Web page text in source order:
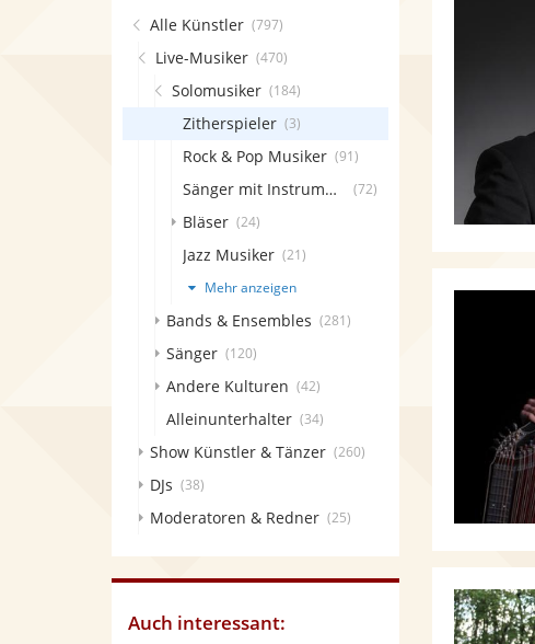
Alle Künstler (797)
Live-Musiker (470)
Solomusiker (184)
Zitherspieler (3)
Rock & Pop Musiker (91)
Sänger mit Instrument (72)
Bläser (24)
Jazz Musiker (21)
Mehr anzeigen
Bands & Ensembles (281)
Sänger (120)
Andere Kulturen (42)
Alleinunterhalter (34)
Show Künstler & Tänzer (260)
DJs (38)
Moderatoren & Redner (25)
Auch interessant: